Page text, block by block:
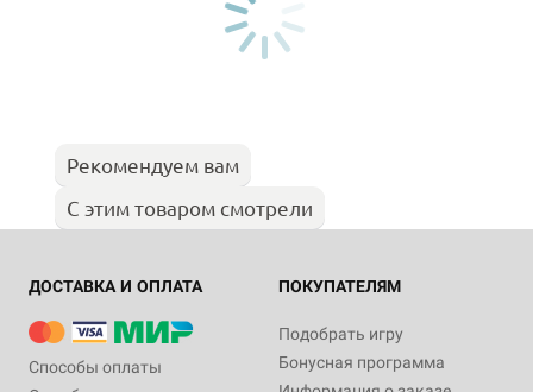
Рекомендуем вам
С этим товаром смотрели
ДОСТАВКА И ОПЛАТА
Способы оплаты
ПОКУПАТЕЛЯМ
Подобрать игру
Бонусная программа